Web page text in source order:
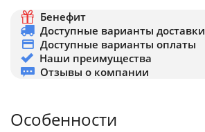
Бенефит
Доступные варианты доставки
Доступные варианты оплаты
Наши преимущества
Отзывы о компании
Особенности